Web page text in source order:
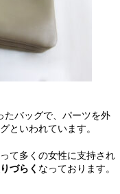
たバッグで、パーツを外
といわれています。
て多くの女性に支持され
づらく なっております。